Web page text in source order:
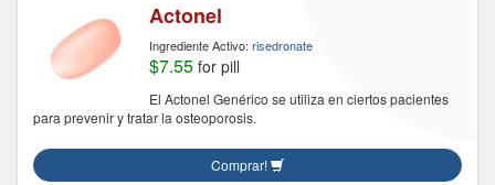
Actonel
Ingrediente Activo: risedronate
$7.55 for pill
El Actonel Genérico se utiliza en ciertos pacientes
para prevenir y tratar la osteoporosis.
Comprar!